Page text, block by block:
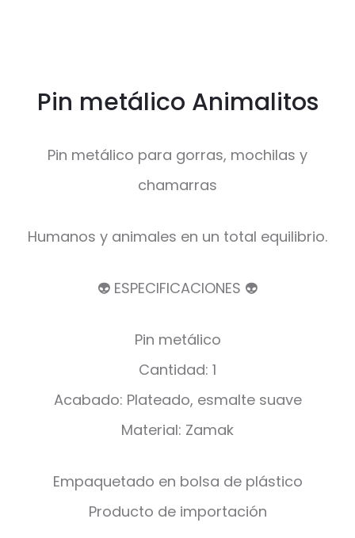
Pin metálico Animalitos
Pin metálico para gorras, mochilas y
chamarras
Humanos y animales en un total equilibrio.
👽 ESPECIFICACIONES 👽
Pin metálico
Cantidad: 1
Acabado: Plateado, esmalte suave
Material: Zamak
Empaquetado en bolsa de plástico
Producto de importación